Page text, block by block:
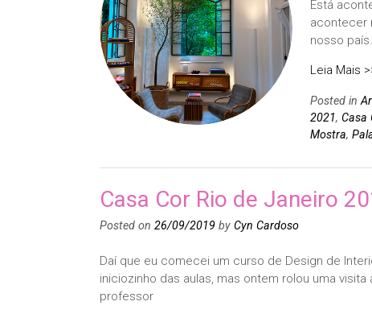
Está
acontecer
nosso país.
Leia Mais
Posted in
2021, Casa
Mostra,
Casa Cor Rio de Janeiro
Posted on 26/09/2019 by Cyn Cardoso
Daí que eu comecei um curso de Design de
iniciozinho das aulas, mas ontem rolou uma visita
professor